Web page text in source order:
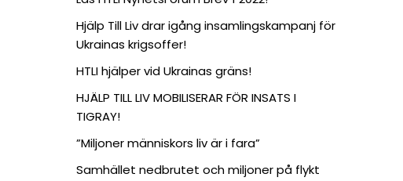
Hjälp Till Liv drar igång insamlingskampanj för
Ukrainas krigsoffer!
HTLI hjälper vid Ukrainas gräns!
HJÄLP TILL LIV MOBILISERAR FÖR INSATS I
TIGRAY!
”Miljoner människors liv är i fara”
Samhället nedbrutet och miljoner på flykt